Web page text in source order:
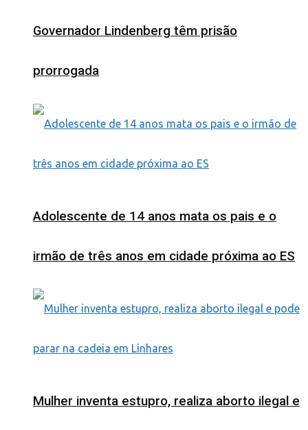
Governador Lindenberg têm prisão
prorrogada
Adolescente de 14 anos mata os pais e o
irmão de três anos em cidade próxima ao ES
Mulher inventa estupro, realiza aborto ilegal e